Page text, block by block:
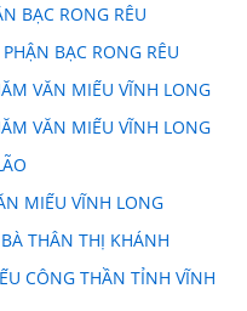
BẠC RONG RÊU
BẠC RONG RÊU
VĂN MIẾU VĨNH LONG
VĂN MIẾU VĨNH LONG
MIẾU VĨNH LONG
THÂN THỊ KHÁNH
CÔNG THẦN TỈNH VĨNH